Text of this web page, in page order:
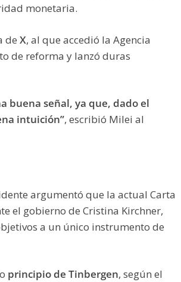
monetaria.
de X, al que accedió la Agencia
de reforma y lanzó duras
buena señal, ya que, dado el
intuición”, escribió Milei al
argumentó que la actual Carta
el gobierno de Cristina Kirchner,
a un único instrumento de
principio de Tinbergen, según el